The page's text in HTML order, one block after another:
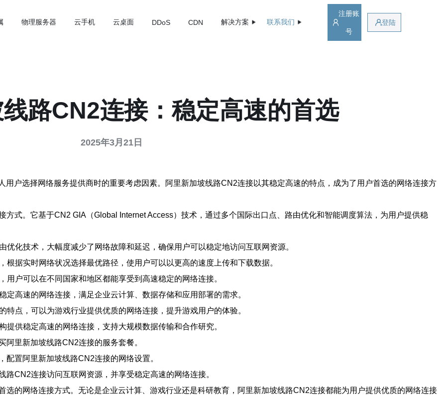
物理服务器 云手机 云桌面 DDoS CDN 解决方案 联系我们
注册账
号
登陆
路CN2连接：稳定高速的首选
2025年3月21日
户选择网络服务提供商时的重要考虑因素。阿里新加坡线路CN2连接以其稳定高速的特点，成为了用户首选的网络连接方
式。它基于CN2 GIA（Global Internet Access）技术，通过多个国际出口点、路由优化和智能调度算法，为用户提供稳
化技术，大幅度减少了网络故障和延迟，确保用户可以稳定地访问互联网资源。
据实时网络状况选择最优路径，使用户可以以更高的速度上传和下载数据。
户可以在不同国家和地区都能享受到高速稳定的网络连接。
高速的网络连接，满足企业云计算、数据存储和应用部署的需求。
点，可以为游戏行业提供优质的网络连接，提升游戏用户的体验。
供稳定高速的网络连接，支持大规模数据传输和合作研究。
里新加坡线路CN2连接的服务套餐。
置阿里新加坡线路CN2连接的网络设置。
CN2连接访问互联网资源，并享受稳定高速的网络连接。
的网络连接方式。无论是企业云计算、游戏行业还是科研教育，阿里新加坡线路CN2连接都能为用户提供优质的网络连接